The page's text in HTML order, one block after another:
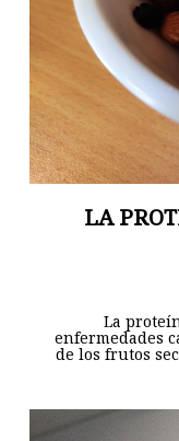
LA
La
enfermedades
de los frutos